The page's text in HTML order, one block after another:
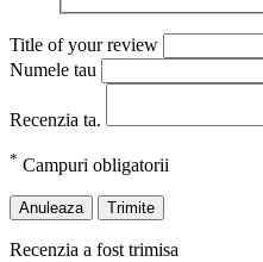
Title of your review
Numele tau
Recenzia ta.
* Campuri obligatorii
Anuleaza Trimite
Recenzia a fost trimisa